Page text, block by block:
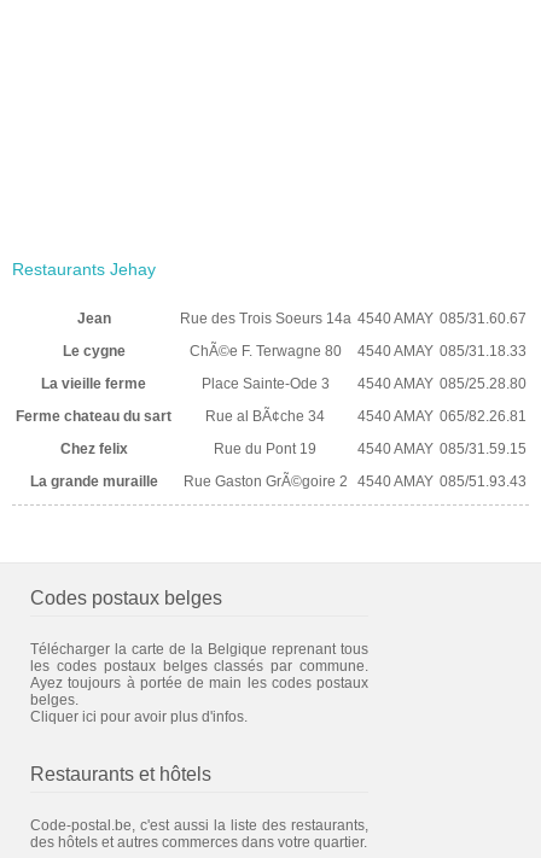
Restaurants Jehay
Jean Rue des Trois Soeurs 14a 4540 AMAY 085/31.60.67
Le cygne
ChÃ©e F. Terwagne 80 4540 AMAY 085/31.18.33
La vieille ferme
Place Sainte-Ode 3 4540 AMAY 085/25.28.80
Ferme chateau du sart
Rue al BÃ¢che 34 4540 AMAY 065/82.26.81
Chez felix
Rue du Pont 19 4540 AMAY 085/31.59.15
La grande muraille
Rue Gaston GrÃ©goire 2 4540 AMAY 085/51.93.43
Codes postaux belges
Télécharger la carte de la Belgique reprenant tous
les codes postaux belges classés par commune.
Ayez toujours à portée de main les codes postaux
belges.
Cliquer ici pour avoir plus d'infos.
Restaurants et hôtels
Code-postal.be, c'est aussi la liste des restaurants,
des hôtels et autres commerces dans votre quartier.